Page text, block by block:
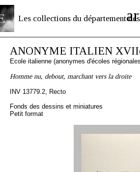
Les collections du département des
ANONYME ITALIEN
Ecole italienne (anonymes d'écoles
Homme nu, debout, marchant vers la droite
INV 13779.2, Recto
Fonds des dessins et miniatures
Petit format